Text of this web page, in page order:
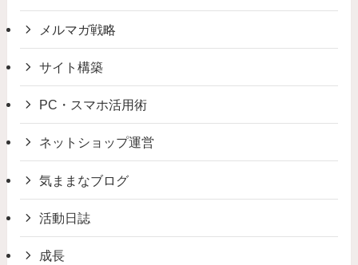
メルマガ戦略
サイト構築
PC・スマホ活用術
ネットショップ運営
気ままなブログ
活動日誌
成長